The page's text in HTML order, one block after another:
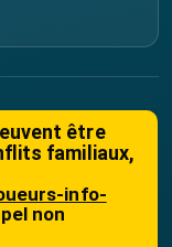
être
familiaux,
info-
non